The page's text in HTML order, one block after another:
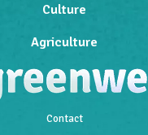
Culture
Agriculture
Contact